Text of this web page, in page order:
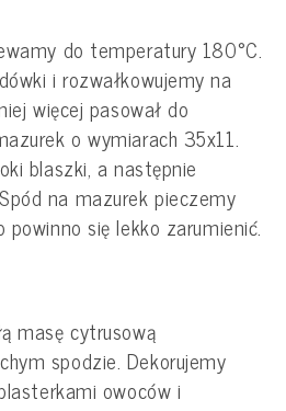
do temperatury 180°C.
i rozwałkowujemy na
więcej pasował do
o wymiarach 35x11.
blaszki, a następnie
na mazurek pieczemy
się lekko zarumienić.
masę cytrusową
spodzie. Dekorujemy
owoców i